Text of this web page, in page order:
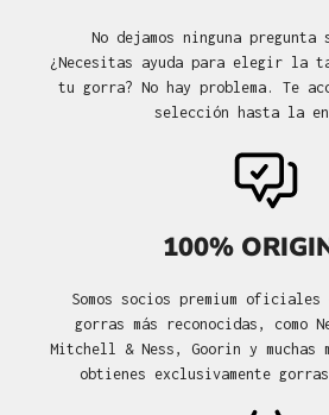
No dejamos ninguna
¿Necesitas ayuda para elegir
tu gorra? No hay problema. Te
selección hasta la
100%
Somos socios premium oficiales
gorras más reconocidas, como
Mitchell & Ness, Goorin y muchas
obtienes exclusivamente gorras